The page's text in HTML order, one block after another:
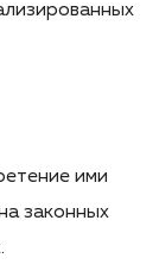
ими
законных